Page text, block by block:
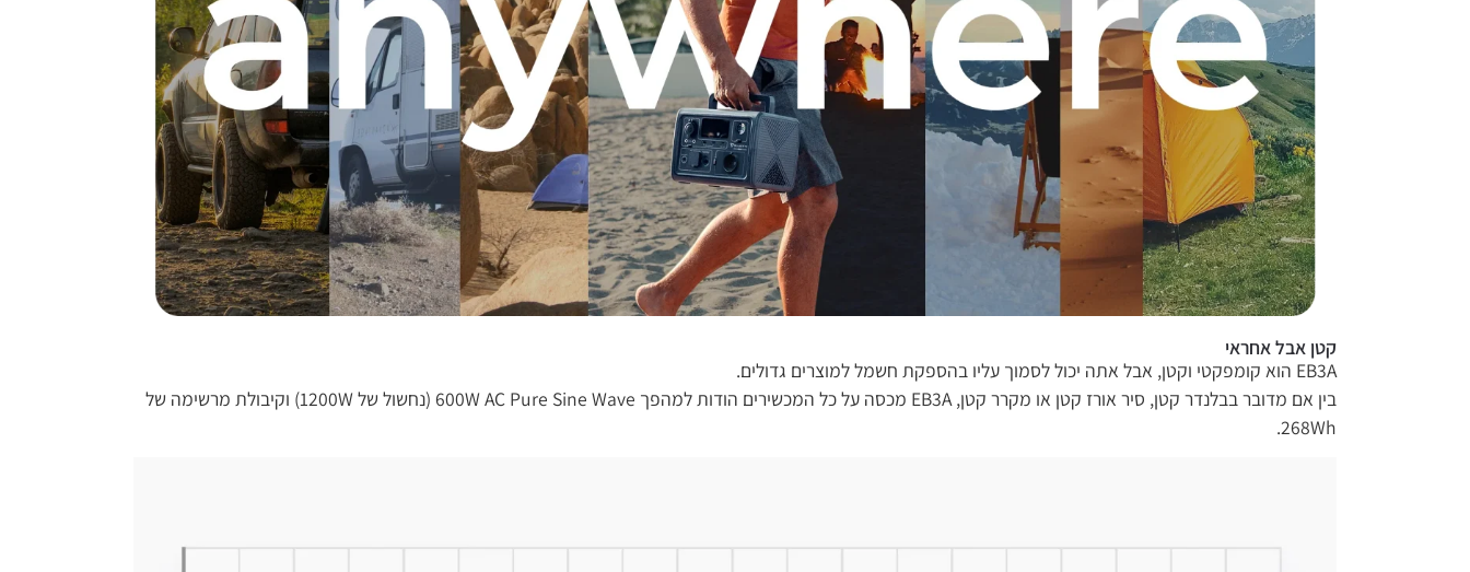
קטן אבל אחראי
בין אם מדובר בבלנדר קטן, סיר אורז קטן או מקרר קטן, EB3A מכסה על כל המכשירים הודות למהפך 600W AC Pure Sine Wave (נחשול של 1200W) וקיבולת מרשימה של